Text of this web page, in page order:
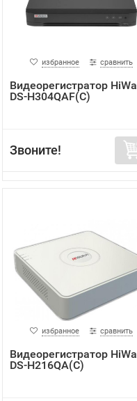
избранное сравнить
Видеорегистратор
DS-H304QAF(C)
Звоните!
избранное сравнить
Видеорегистратор
DS-H216QA(C)